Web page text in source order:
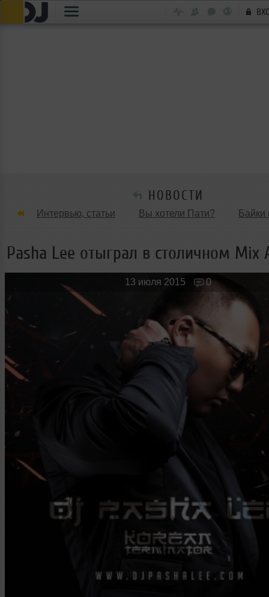
НОВОСТИ
Интервью, статьи Вы хотели Пати? Байки
Танцевальные стили Обзоры Вечеринок и
Новые лица Мужчина & Женщина
Pasha Lee отыграл в столичном
13 июля 2015 0